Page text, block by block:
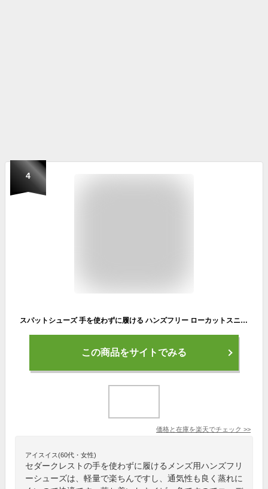
4
スパットシューズ 手を使わずに履ける ハンズフリー ローカットスニーカー 軽量 通気性 メンズ靴 靴 シューズ セダークレスト CEDAR CREST CC-81175 ネイビー
この商品をサイトでみる
価格と在庫を楽天でチェック >>
アイスイス(60代・女性)
セダークレストの手を使わずに履けるメンズ用ハンズフリ
ーシューズは、軽量で楽ちんですし、通気性も良く蒸れに